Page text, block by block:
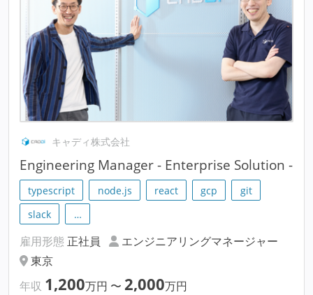
キャディ株式会社
Engineering Manager - Enterprise Solution -
typescript node.js react gcp
git
slack
…
雇用形態 正社員
エンジニアリングマネージャー
東京
年収 1,200万円 〜 2,000万円